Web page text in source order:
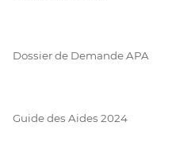
Dossier de Demande APA
Guide des Aides 2024